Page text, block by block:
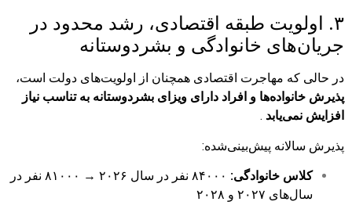
۳. اولویت طبقه اقتصادی، رشد محدود در
جریان‌های خانوادگی و بشردوستانه
در حالی که مهاجرت اقتصادی همچنان از اولویت‌های دولت است،
پذیرش خانواده‌ها و افراد دارای ویزای بشردوستانه به تناسب نیاز
افزایش نمی‌یابد .
پذیرش سالانه پیش‌بینی‌شده:
کلاس خانوادگی:
۸۴۰۰۰ نفر در سال ۲۰۲۶ → ۸۱۰۰۰ نفر در
سال‌های ۲۰۲۷ و ۲۰۲۸